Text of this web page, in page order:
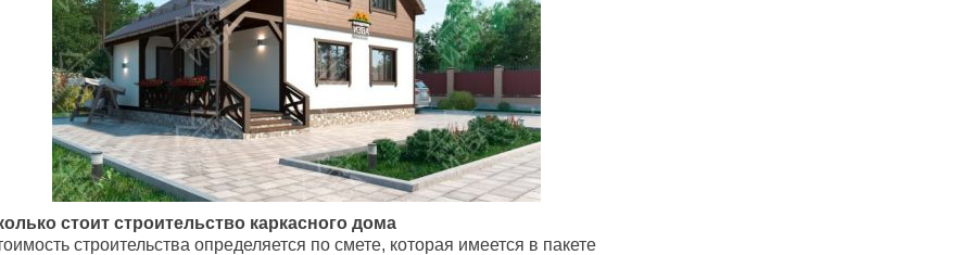
стоит строительство каркасного дома
строительства определяется по смете, которая имеется в пакете